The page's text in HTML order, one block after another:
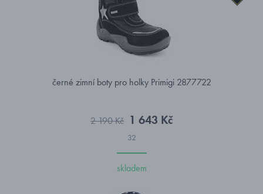
černé zimní boty pro holky Primigi 2877722
2 190 Kč 1 643 Kč
32
skladem